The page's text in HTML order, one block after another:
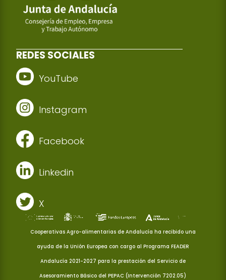
REDES SOCIALES
YouTube
Instagram
Facebook
Linkedin
X
Cooperativas Agro-alimentarias de Andalucía ha recibido una
ayuda de la Unión Europea con cargo al Programa FEADER
Andalucía 2021-2027 para la prestación del Servicio de
Asesoramiento Básico del PEPAC (Intervención 7202.05)